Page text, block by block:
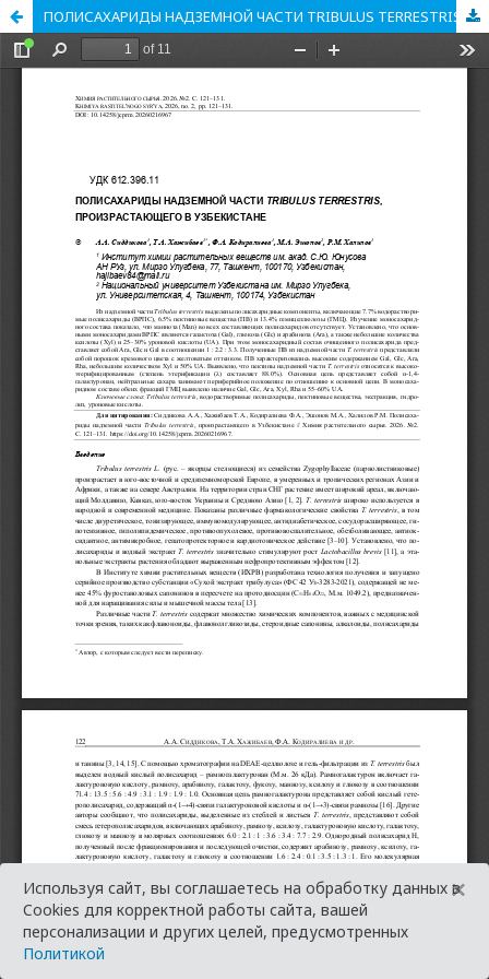
ПОЛИСАХАРИДЫ НАДЗЕМНОЙ ЧАСТИ ТRIBULUS TERRESTRIS, ПРОИЗРАСТАЮЩЕГО В УЗБЕКИСТАНЕ
Используя сайт, вы соглашаетесь на обработку данных в
Cookies для корректной работы сайта, вашей
персонализации и других целей, предусмотренных
Политикой
×